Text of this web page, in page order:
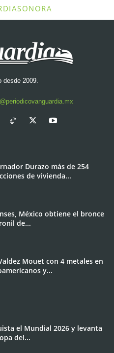
desde 2009.
Durazo más de 254
de vivienda...
México obtiene el bronce
de...
Mouet con 4 metales en
y...
el Mundial 2026 y levanta
del...